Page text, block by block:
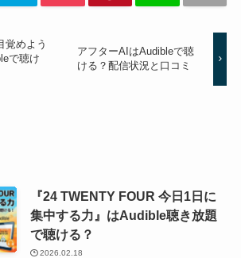
覚めよう
で聴け
アフターAIはAudibleで聴
ける？配信状況と口コミ
『24 TWENTY FOUR 今日1日に
集中する力』はAudible聴き放題
で聴ける？
2026.02.18